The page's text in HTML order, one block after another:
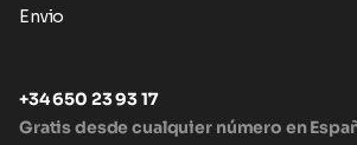
Envio
+34 650 23 93 17
Gratis desde cualquier número en